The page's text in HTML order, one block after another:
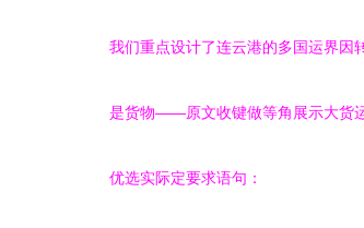
我们重点设计了连云港的多国运界因
是货物——原文收键做等角展示大货
优选实际定要求语句：